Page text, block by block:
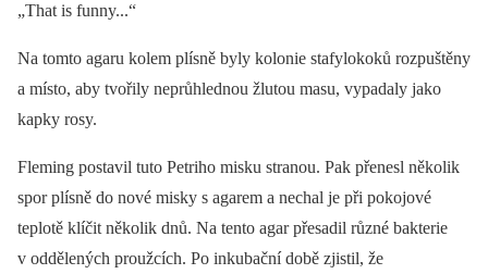
„That is funny...“
Na tomto agaru kolem plísně byly kolonie stafylokoků rozpuštěny
a místo, aby tvořily neprůhlednou žlutou masu, vypadaly jako
kapky rosy.
Fleming postavil tuto Petriho misku stranou. Pak přenesl několik
spor plísně do nové misky s agarem a nechal je při pokojové
teplotě klíčit několik dnů. Na tento agar přesadil různé bakterie
v oddělených proužcích. Po inkubační době zjistil, že